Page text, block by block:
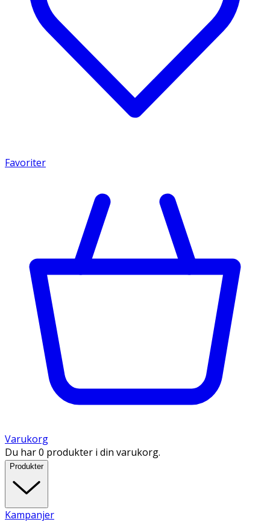
Favoriter
Varukorg
Du har 0 produkter i din varukorg.
Produkter
Kampanjer